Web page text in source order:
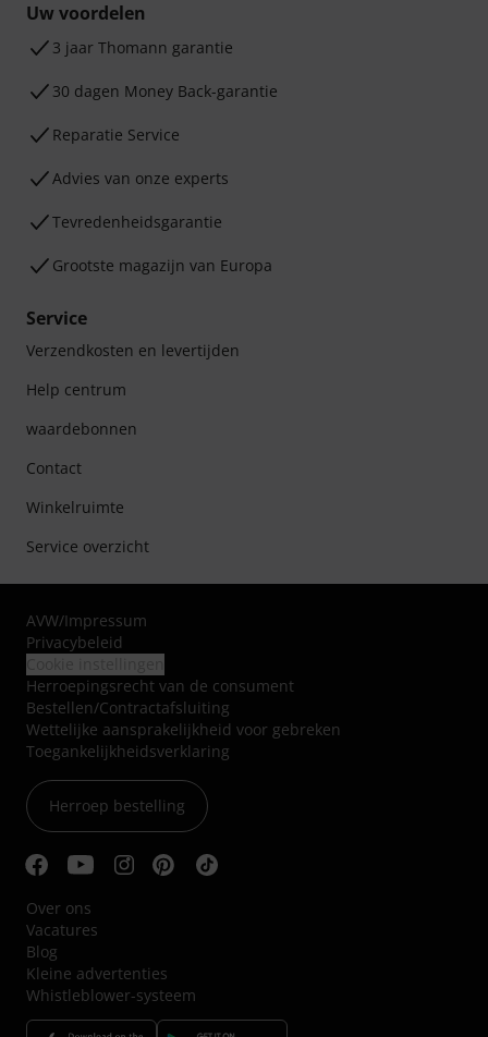
Uw voordelen
3 jaar Thomann garantie
30 dagen Money Back-garantie
Reparatie Service
Advies van onze experts
Tevredenheidsgarantie
Grootste magazijn van Europa
Service
Verzendkosten en levertijden
Help centrum
waardebonnen
Contact
Winkelruimte
Service overzicht
AVW/Impressum
Privacybeleid
Herroepingsrecht van de consument
Bestellen/Contractafsluiting
Wettelijke aansprakelijkheid voor gebreken
Toegankelijkheidsverklaring
Herroep bestelling
Over ons
Vacatures
Blog
Kleine advertenties
Whistleblower-systeem